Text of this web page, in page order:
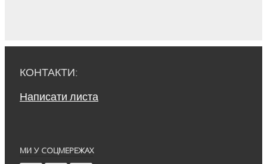
КОНТАКТИ:
Написати листа
МИ У СОЦМЕРЕЖАХ